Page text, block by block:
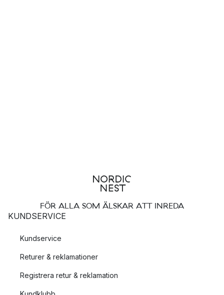
FÖR ALLA SOM ÄLSKAR ATT INREDA
KUNDSERVICE
Kundservice
Returer & reklamationer
Registrera retur & reklamation